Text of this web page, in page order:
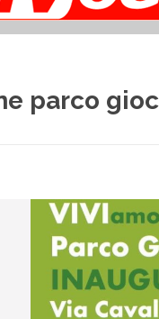
parco